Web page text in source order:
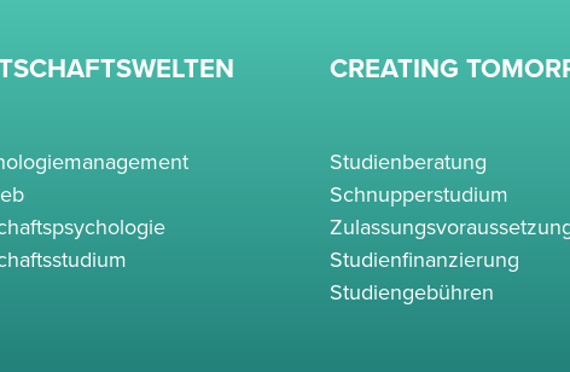
CREATING
Studienberatung
Schnupperstudium
Studienfinanzierung
Studiengebühren